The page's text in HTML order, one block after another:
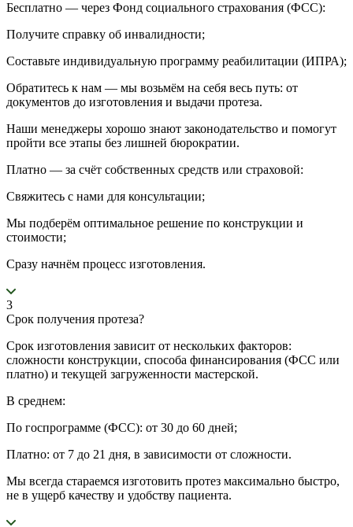
Бесплатно — через Фонд социального страхования (ФСС):
Получите справку об инвалидности;
Составьте индивидуальную программу реабилитации (ИПРА);
Обратитесь к нам — мы возьмём на себя весь путь: от
документов до изготовления и выдачи протеза.
Наши менеджеры хорошо знают законодательство и помогут
пройти все этапы без лишней бюрократии.
Платно — за счёт собственных средств или страховой:
Свяжитесь с нами для консультации;
Мы подберём оптимальное решение по конструкции и
стоимости;
Сразу начнём процесс изготовления.
3
Срок получения протеза?
Срок изготовления зависит от нескольких факторов:
сложности конструкции, способа финансирования (ФСС или
платно) и текущей загруженности мастерской.
В среднем:
По госпрограмме (ФСС): от 30 до 60 дней;
Платно: от 7 до 21 дня, в зависимости от сложности.
Мы всегда стараемся изготовить протез максимально быстро,
не в ущерб качеству и удобству пациента.